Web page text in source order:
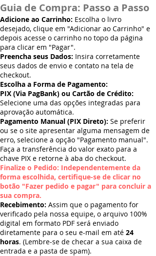
Guia de Compra: Passo a Passo
Adicione ao Carrinho: Escolha o livro
desejado, clique em "Adicionar ao Carrinho" e
depois acesse o carrinho no topo da página
para clicar em "Pagar".
Preencha seus Dados: Insira corretamente
seus dados de envio e contato na tela de
checkout.
Escolha a Forma de Pagamento:
PIX (Via PagBank) ou Cartão de Crédito:
Selecione uma das opções integradas para
aprovação automática.
Pagamento Manual (PIX Direto): Se preferir
ou se o site apresentar alguma mensagem de
erro, selecione a opção "Pagamento manual".
Faça a transferência do valor exato para a
chave PIX e retorne à aba do checkout.
Finalize o Pedido: Independentemente da
forma escolhida, certifique-se de clicar no
botão "Fazer pedido e pagar" para concluir a
sua compra.
Recebimento: Assim que o pagamento for
verificado pela nossa equipe, o arquivo 100%
digital em formato PDF será enviado
diretamente para o seu e-mail em até 24
horas. (Lembre-se de checar a sua caixa de
entrada e a pasta de spam).